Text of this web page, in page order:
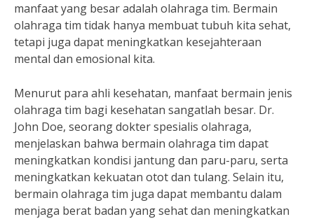
manfaat yang besar adalah olahraga tim. Bermain
olahraga tim tidak hanya membuat tubuh kita sehat,
tetapi juga dapat meningkatkan kesejahteraan
mental dan emosional kita.
Menurut para ahli kesehatan, manfaat bermain jenis
olahraga tim bagi kesehatan sangatlah besar. Dr.
John Doe, seorang dokter spesialis olahraga,
menjelaskan bahwa bermain olahraga tim dapat
meningkatkan kondisi jantung dan paru-paru, serta
meningkatkan kekuatan otot dan tulang. Selain itu,
bermain olahraga tim juga dapat membantu dalam
menjaga berat badan yang sehat dan meningkatkan